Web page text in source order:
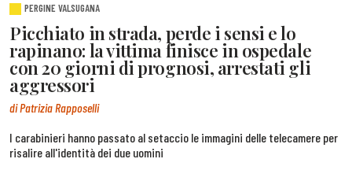
PERGINE VALSUGANA
Picchiato in strada, perde i sensi e lo
rapinano: la vittima finisce in ospedale
con 20 giorni di prognosi, arrestati gli
aggressori
di Patrizia Rapposelli
I carabinieri hanno passato al setaccio le immagini delle telecamere per
risalire all'identità dei due uomini